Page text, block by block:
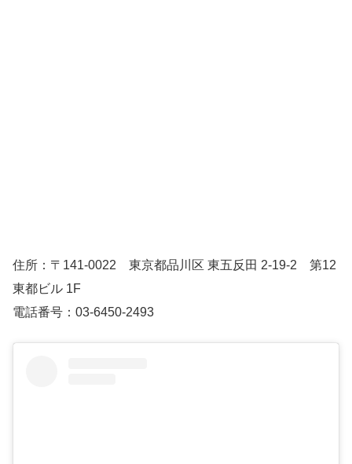
住所：〒141-0022 東京都品川区 東五反田 2‐19‐2 第12
東都ビル 1F
電話番号：03‐6450‐2493